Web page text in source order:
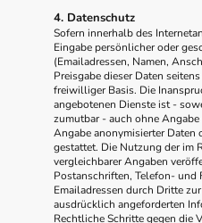
4. Datenschutz
Sofern innerhalb des
Eingabe persönlicher oder
(Emailadressen, Namen,
Preisgabe dieser Daten
freiwilliger Basis. Die
angebotenen Dienste ist -
zumutbar - auch ohne
Angabe anonymisierter Daten
gestattet. Die Nutzung der im
vergleichbarer Angaben
Postanschriften, Telefon- und
Emailadressen durch Dritte
ausdrücklich angeforderten
Rechtliche Schritte gegen die